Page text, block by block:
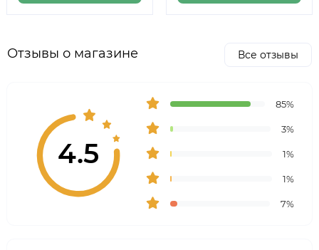
Отзывы о магазине Все отзывы
4.5
85%
3%
1%
1%
7%